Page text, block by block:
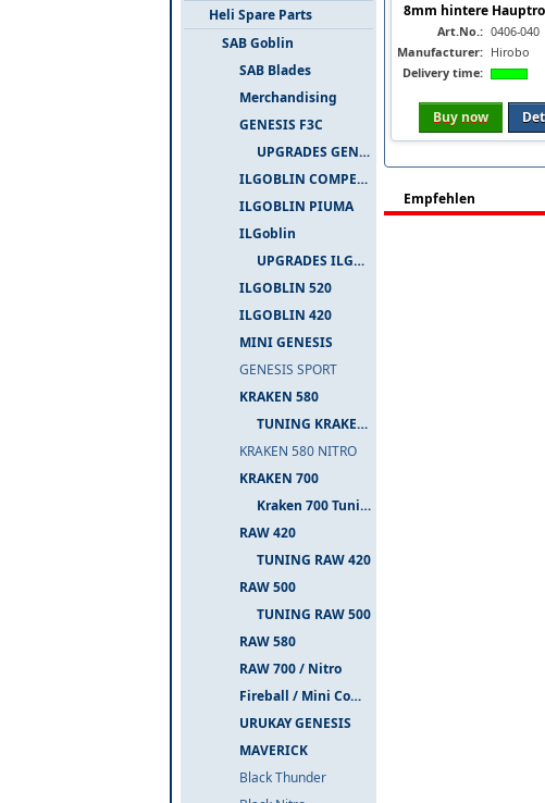
Heli Spare Parts
SAB Goblin
SAB Blades
Merchandising
GENESIS F3C
UPGRADES GENESIS F3C
ILGOBLIN COMPETIZIONE
ILGOBLIN PIUMA
ILGoblin
UPGRADES ILGOBLIN 700
ILGOBLIN 520
ILGOBLIN 420
MINI GENESIS
GENESIS SPORT
KRAKEN 580
TUNING KRAKEN 580
KRAKEN 580 NITRO
KRAKEN 700
Kraken 700 Tuning
RAW 420
TUNING RAW 420
RAW 500
TUNING RAW 500
RAW 580
RAW 700 / Nitro
Fireball / Mini Comet
URUKAY GENESIS
MAVERICK
Black Thunder
8mm hintere
Art.No.: 0406-040
Manufacturer: Hirobo
Delivery time:
Buy now
Empfehlen